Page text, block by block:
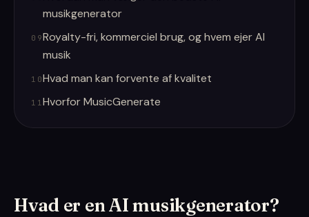
musikgenerator
09Royalty-fri, kommerciel brug, og hvem ejer AI
musik
10Hvad man kan forvente af kvalitet
11Hvorfor MusicGenerate
Hvad er en AI musikgenerator?